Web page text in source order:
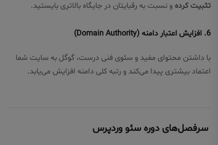
تثبیت کرده و نسبت به رقبایتان در جایگاه بالاتری بایستید.
6. افزایش اعتبار دامنه (Domain Authority)
با داشتن محتوای مفید و سئوی فنی درست، گوگل به سایت شما
اعتماد بیشتری پیدا می‌کند و رتبه کلی دامنه افزایش می‌یابد.
سرفصل‌های دوره سئو وردپرس